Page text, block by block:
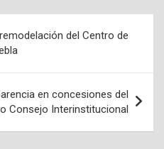
del Centro de
en concesiones del
Consejo Interinstitucional